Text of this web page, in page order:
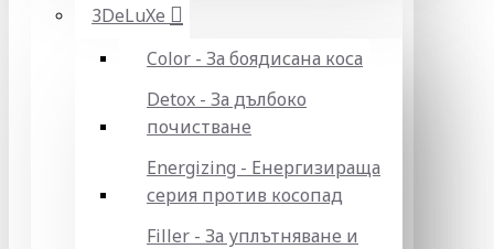
3DeLuXe
Color - За боядисана коса
Detox - За дълбоко
почистване
Energizing - Енергизираща
серия против косопад
Filler - За уплътняване и